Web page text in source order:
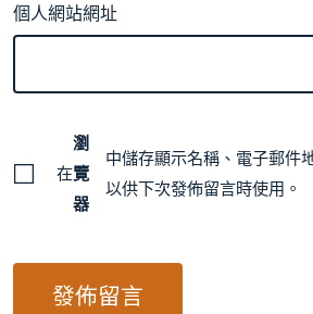
個人網站網址
在
瀏
覽
器
中儲存顯示名稱、電子郵件
以供下次發佈留言時使用。